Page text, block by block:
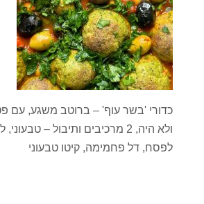
כדורי 'בשר עוף' – ברוטב משגע, עם
ולא היה, 2 מרכיבים ותיבול –
לפסח, דל פחמימה, קיטו טבעוני